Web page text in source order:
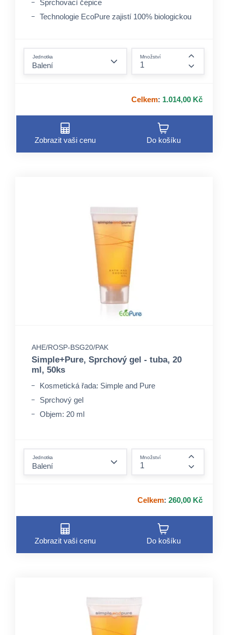
Sprchovací čepice
Technologie EcoPure zajistí 100% biologickou
Jednotka Množství
Celkem: 1.014,00 Kč
Zobrazit vaši cenu Do košíku
AHE/ROSP-BSG20/PAK
Simple+Pure, Sprchový gel - tuba, 20
ml, 50ks
Kosmetická řada: Simple and Pure
Sprchový gel
Objem: 20 ml
Jednotka Množství
Celkem: 260,00 Kč
Zobrazit vaši cenu Do košíku